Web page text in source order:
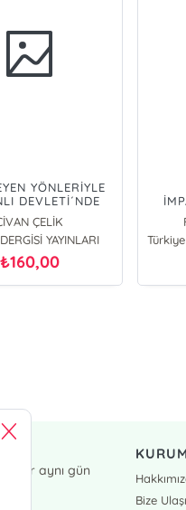
YÖNLERİYLE
DEVLETİ´NDE
(18 VE 19.
YÜZYIL)
ÇELİK
YAYINLARI
₺160,00
aynı gün
Bize